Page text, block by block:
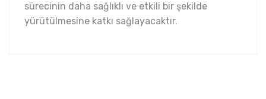
sürecinin daha sağlıklı ve etkili bir şekilde
yürütülmesine katkı sağlayacaktır.